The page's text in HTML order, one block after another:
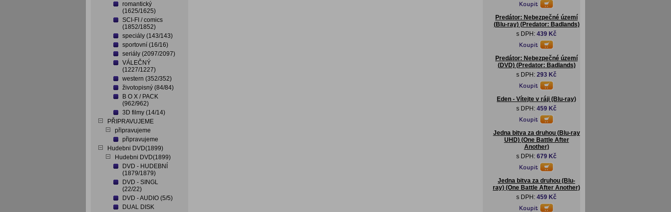
romantický
(1625/1625)
SCI-FI / comics
(1852/1852)
speciály (143/143)
sportovní (16/16)
seriály (2097/2097)
VÁLEČNÝ
(1227/1227)
western (352/352)
životopisný (84/84)
B O X / PACK
(962/962)
3D filmy (14/14)
PŘIPRAVUJEME
připravujeme
připravujeme
Hudebni DVD(1899)
Hudebni DVD(1899)
DVD - HUDEBNÍ
(1879/1879)
DVD - SINGL
(22/22)
DVD - AUDIO (5/5)
DUAL DISK
Predátor: Nebezpečné území
(Blu-ray) (Predator: Badlands)
s DPH: 439 Kč
Predátor: Nebezpečné území
(DVD) (Predator: Badlands)
s DPH: 293 Kč
Eden - Vítejte v ráji (Blu-ray)
s DPH: 459 Kč
Jedna bitva za druhou (Blu-ray
UHD) (One Battle After
Another)
s DPH: 679 Kč
Jedna bitva za druhou (Blu-
ray) (One Battle After Another)
s DPH: 459 Kč